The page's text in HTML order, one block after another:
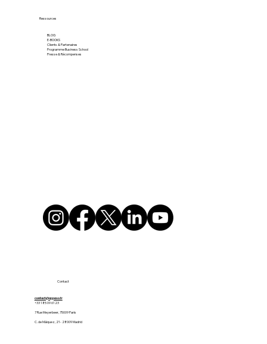
Ressources
BLOG
E-BOOKS
Clients & Partenaires
Programme Business School
Presse & Récompenses
Contact
contact@appaso.fr
+33 1 85 09 61 23
7 Rue Meyerbeer, 75009 Paris
C. de Máiquez, 21 - 28009 Madrid